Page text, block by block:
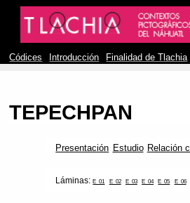
Códices Introducción Finalidad de Tlachia
TEPECHPAN
Presentación Estudio Relación
Láminas:E_01 E_02 E_03 E_04 E_05 E_06